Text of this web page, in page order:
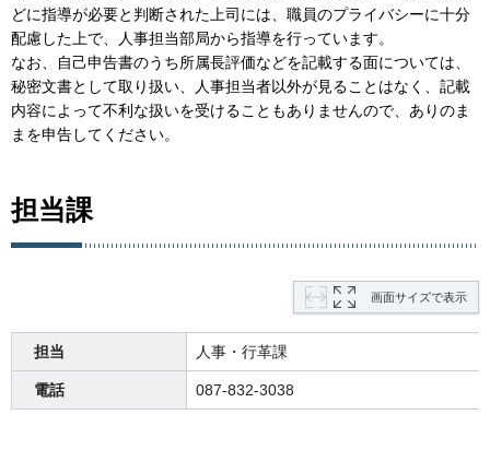
どに指導が必要と判断された上司には、職員のプライバシーに十分
配慮した上で、人事担当部局から指導を行っています。
なお、自己申告書のうち所属長評価などを記載する面については、
秘密文書として取り扱い、人事担当者以外が見ることはなく、記載
内容によって不利な扱いを受けることもありませんので、ありのま
まを申告してください。
担当課
画面サイズで表示
担当 人事・行革課
電話 087-832-3038